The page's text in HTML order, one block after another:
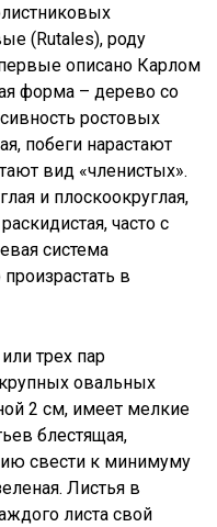
(Rutales), роду
описано Карлом
форма – дерево со
ростовых
побеги нарастают
вид «членистых».
и плоскоокруглая,
часто с
система
в
трех пар
овальных
2 см, имеет мелкие
блестящая,
свести к минимуму
Листья в
листа свой